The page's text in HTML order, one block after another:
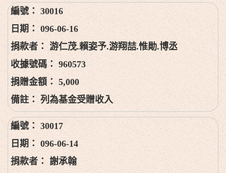
30016
096-06-16
游仁茂.賴姿予.游翔喆.惟勛.博丞
960573
5,000
列為基金受贈收入
30017
096-06-14
謝承翰